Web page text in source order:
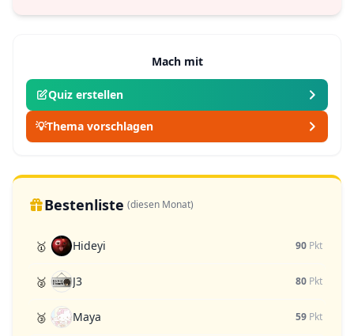
Mach mit
Quiz erstellen
💡Thema vorschlagen
Bestenliste (diesen Monat)
🥇 Hideyi 90 Pkt
🥈 J3 80 Pkt
🥉 Maya 59 Pkt